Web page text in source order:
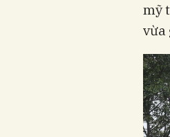
mỹ
vừa